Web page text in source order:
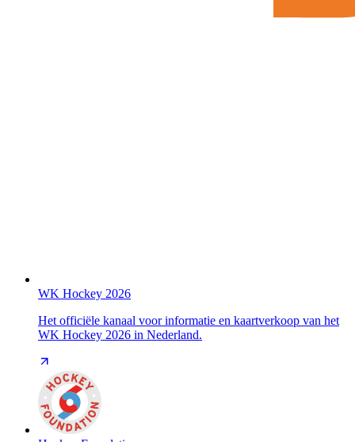
WK Hockey 2026
Het officiële kanaal voor informatie en kaartverkoop van het
WK Hockey 2026 in Nederland.